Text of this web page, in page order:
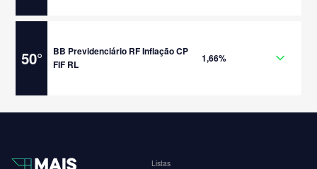
50°
BB Previdenciário RF Inflação CP
FIF RL
1,66%
Listas